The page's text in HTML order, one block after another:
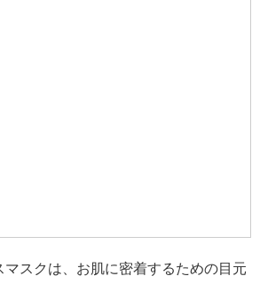
マスクは、お肌に密着するための目元